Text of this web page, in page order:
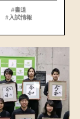
#書道
#入試情報
詳細